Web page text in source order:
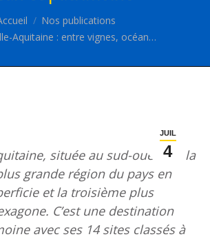
Nos publications
Aquitaine : entre vignes, océan…
JUIL
4
située au sud-ouest de la
grande région du pays en
et la troisième plus
C’est une destination
avec ses 14 sites classés à